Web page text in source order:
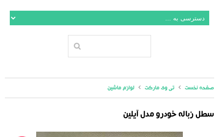
صفحه نخست تی وی مارکت لوازم ماشین
سطل زباله خودرو مدل آیلین